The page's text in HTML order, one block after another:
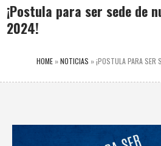
¡Postula para ser sede de
2024!
HOME»NOTICIAS »¡POSTULA PARA SER